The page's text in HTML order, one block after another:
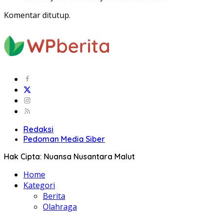
Komentar ditutup.
Redaksi
Pedoman Media Siber
Hak Cipta: Nuansa Nusantara Malut
Home
Kategori
Berita
Olahraga